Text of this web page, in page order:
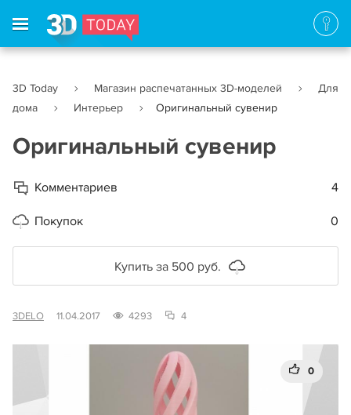
3D Today Магазин распечатанных 3D-моделей
Для
дома
Интерьер Оригинальный сувенир
Оригинальный сувенир
Комментариев 4
Покупок 0
Купить за 500 руб.
3DELO 11.04.2017 4293 4
0